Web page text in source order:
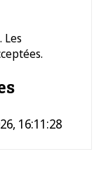
Les
16:11:28